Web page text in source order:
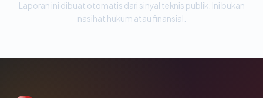
Laporan ini dibuat otomatis dari sinyal teknis publik. Ini bukan
nasihat hukum atau finansial.